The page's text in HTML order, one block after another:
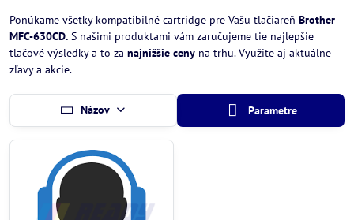
Ponúkame všetky kompatibilné cartridge pre Vašu tlačiareň Brother
MFC-630CD. S našimi produktami vám zaručujeme tie najlepšie
tlačové výsledky a to za najnižšie ceny na trhu. Využite aj aktuálne
zľavy a akcie.
Názov Parametre